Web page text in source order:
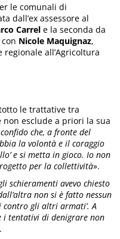
le comunali di
dall’ex assessore al
Carrel e la seconda da
Nicole Maquignaz,
regionale all’Agricoltura
le trattative tra
non esclude a priori la sua
confido che, a fronte del
la volontà e il coraggio
e si metta in gioco. Io non
per la collettività».
schieramenti avevo chiesto
non si è fatto nessun
contro gli altri armati’. A
i tentativi di denigrare non